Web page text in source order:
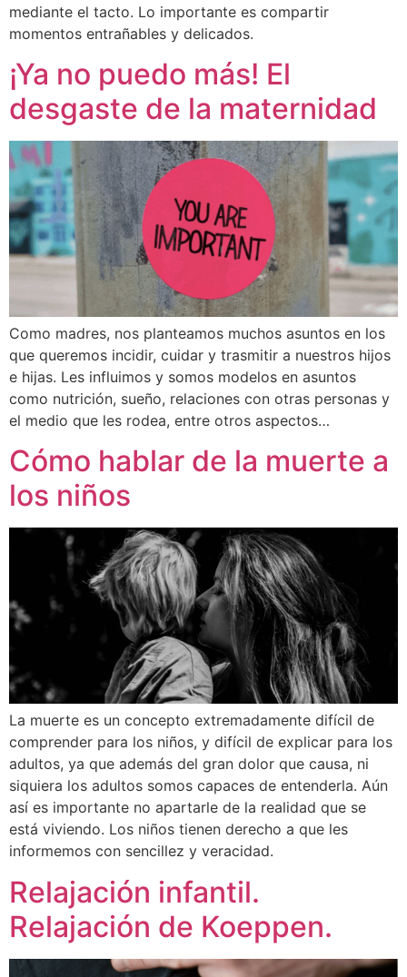
mediante el tacto. Lo importante es compartir
momentos entrañables y delicados.
¡Ya no puedo más! El
desgaste de la maternidad
Como madres, nos planteamos muchos asuntos en los
que queremos incidir, cuidar y trasmitir a nuestros hijos
e hijas. Les influimos y somos modelos en asuntos
como nutrición, sueño, relaciones con otras personas y
el medio que les rodea, entre otros aspectos…
Cómo hablar de la muerte a
los niños
La muerte es un concepto extremadamente difícil de
comprender para los niños, y difícil de explicar para los
adultos, ya que además del gran dolor que causa, ni
siquiera los adultos somos capaces de entenderla. Aún
así es importante no apartarle de la realidad que se
está viviendo. Los niños tienen derecho a que les
informemos con sencillez y veracidad.
Relajación infantil.
Relajación de Koeppen.